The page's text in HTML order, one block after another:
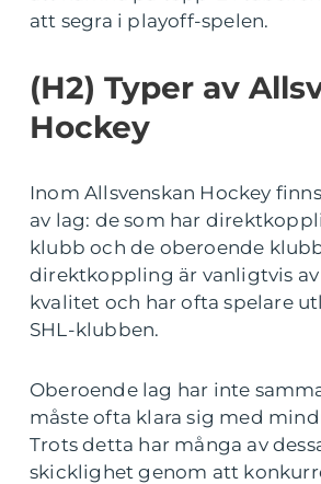
att segra i playoff-spelen.
(H2) Typer av
Hockey
Inom Allsvenskan Hockey
av lag: de som har
klubb och de oberoende
direktkoppling är vanligtvis
kvalitet och har ofta spelare
SHL-klubben.
Oberoende lag har inte
måste ofta klara sig med
Trots detta har många av
skicklighet genom att